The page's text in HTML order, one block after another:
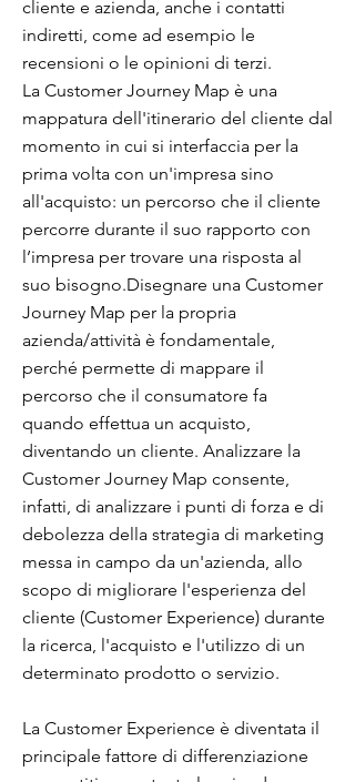
cliente e azienda, anche i contatti
indiretti, come ad esempio le
recensioni o le opinioni di terzi.
La Customer Journey Map è una
mappatura dell'itinerario del cliente dal
momento in cui si interfaccia per la
prima volta con un'impresa sino
all'acquisto: un percorso che il cliente
percorre durante il suo rapporto con
l’impresa per trovare una risposta al
suo bisogno.Disegnare una Customer
Journey Map per la propria
azienda/attività è fondamentale,
perché permette di mappare il
percorso che il consumatore fa
quando effettua un acquisto,
diventando un cliente. Analizzare la
Customer Journey Map consente,
infatti, di analizzare i punti di forza e di
debolezza della strategia di marketing
messa in campo da un'azienda, allo
scopo di migliorare l'esperienza del
cliente (Customer Experience) durante
la ricerca, l'acquisto e l'utilizzo di un
determinato prodotto o servizio.
La Customer Experience è diventata il
principale fattore di differenziazione